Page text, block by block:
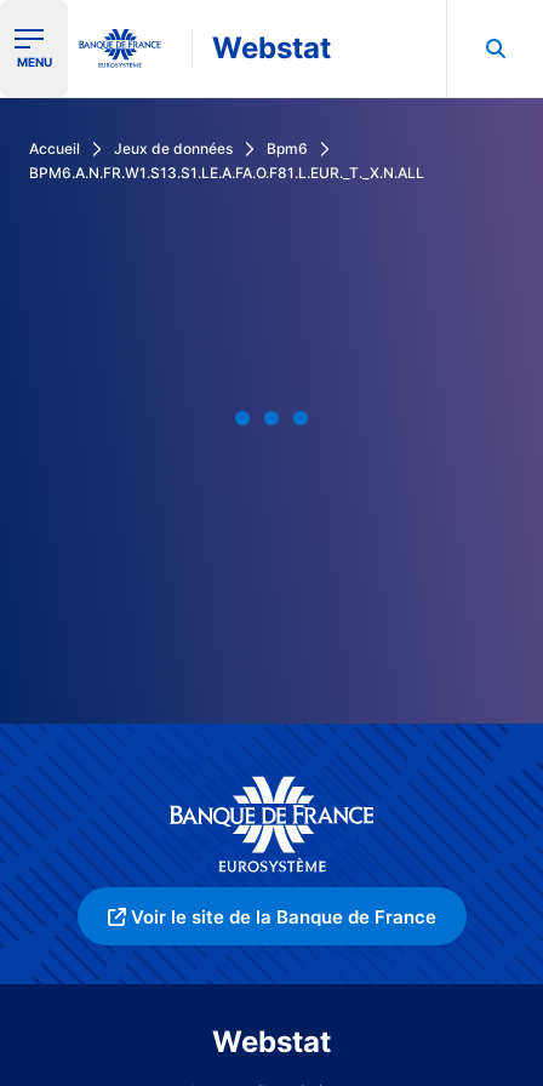
Ouvrir le menu de navigation
MENU Webstat
Accueil Jeux de données
Bpm6
BPM6.A.N.FR.W1.S13.S1.LE.A.FA.O.F81.L.EUR._T._X.N.ALL
Voir le site de la Banque de France
Webstat